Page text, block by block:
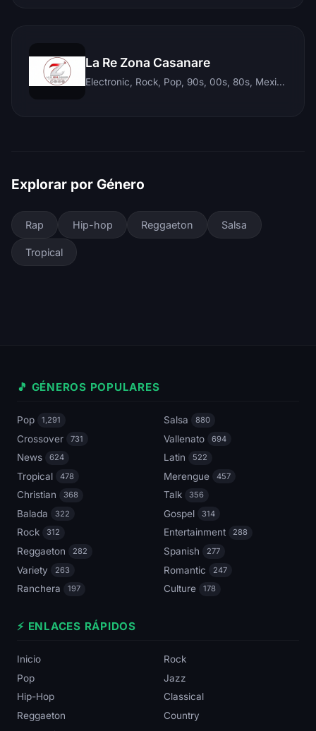
La Re Zona Casanare
Electronic, Rock, Pop, 90s, 00s, 80s, Mexican, Ranchera, Reggaeton, Instrumental, Salsa, Merengue, Tropical, Romantic, Vallenato, Llanera
Explorar por Género
Rap Hip-hop Reggaeton Salsa
Tropical
🎵 GÉNEROS POPULARES
Pop 1,291 Salsa 880
Crossover 731 Vallenato 694
News 624 Latin 522
Tropical 478 Merengue 457
Christian 368 Talk 356
Balada 322 Gospel 314
Rock 312 Entertainment 288
Reggaeton 282 Spanish 277
Variety 263 Romantic 247
Ranchera 197 Culture 178
⚡ ENLACES RÁPIDOS
Inicio
Rock
Pop
Jazz
Hip-Hop
Classical
Reggaeton
Country